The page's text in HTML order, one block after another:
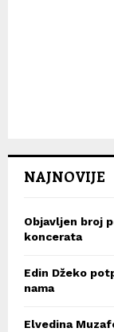
NAJNOVIJE
Objavljen broj
koncerata
Edin Džeko
nama
Elvedina